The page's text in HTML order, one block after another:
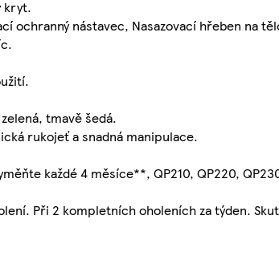
kryt.
ochranný nástavec, Nasazovací hřeben na
tmavě šedá.
rukojeť a snadná manipulace.
každé 4 měsíce**, QP210, QP220,
Při 2 kompletních oholeních za týden.